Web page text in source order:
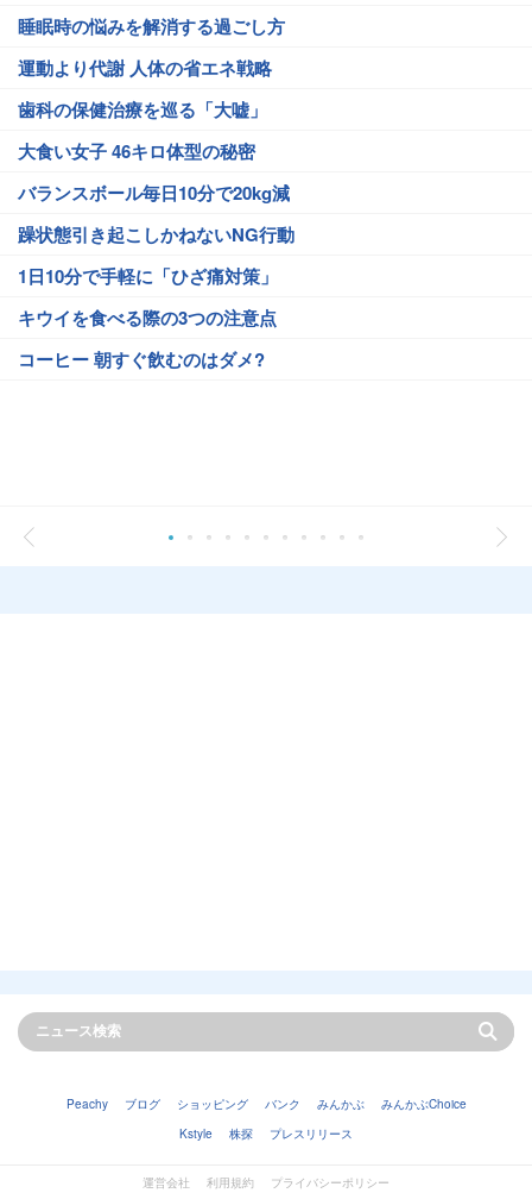
睡眠時の悩みを解消する過ごし方
運動より代謝 人体の省エネ戦略
歯科の保健治療を巡る「大嘘」
大食い女子 46キロ体型の秘密
バランスボール毎日10分で20kg減
躁状態引き起こしかねないNG行動
1日10分で手軽に「ひざ痛対策」
キウイを食べる際の3つの注意点
コーヒー 朝すぐ飲むのはダメ?
Peachy ブログ ショッピング バンク みんかぶ
みんかぶChoice
Kstyle
株探 プレスリリース
運営会社 利用規約 プライバシーポリシー